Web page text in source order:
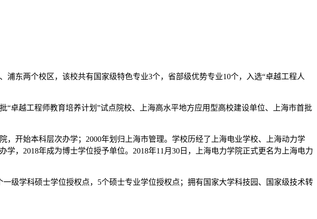
两个校区，该校共有国家级特色专业3个，省部级优势专业10个，入选“卓越工程人
越工程师教育培养计划”试点院校、上海高水平地方应用型高校建设单位、上海市首批
开始本科层次办学；2000年划归上海市管理。学校历经了上海电业学校、上海动力学
，2018年成为博士学位授予单位。2018年11月30日，上海电力学院正式更名为上海电力
学科硕士学位授权点，5个硕士专业学位授权点；拥有国家大学科技园、国家级技术转